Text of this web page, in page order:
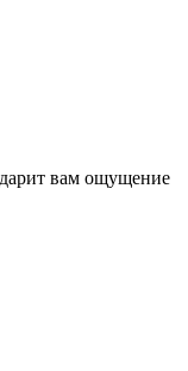
вам ощущение